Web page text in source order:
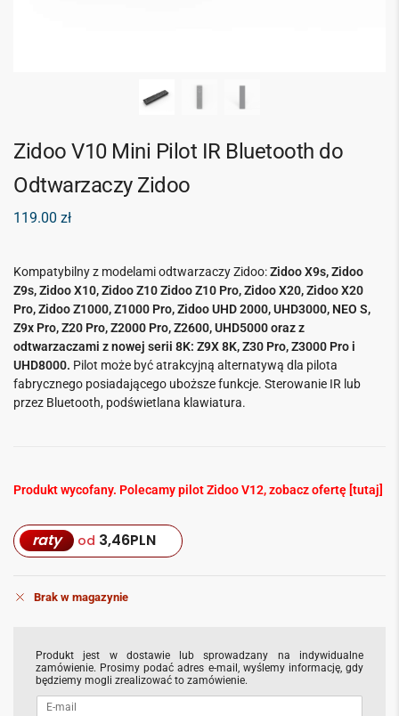
Zidoo V10 Mini Pilot IR Bluetooth do
Odtwarzaczy Zidoo
119.00 zł
Kompatybilny z modelami odtwarzaczy Zidoo:Zidoo X9s, Zidoo
Z9s, Zidoo X10, Zidoo Z10 Zidoo Z10 Pro, Zidoo X20,Zidoo X20
Pro,Zidoo Z1000, Z1000 Pro,Zidoo UHD 2000, UHD3000, NEO S,
Z9x Pro, Z20 Pro, Z2000 Pro, Z2600, UHD5000 oraz z
odtwarzaczami z nowej serii 8K: Z9X 8K, Z30 Pro, Z3000 Pro i
UHD8000. Pilot może być atrakcyjną alternatywą dla pilota
fabrycznego posiadającego uboższe funkcje. Sterowanie IR lub
przez Bluetooth, podświetlana klawiatura.
Produkt wycofany. Polecamy pilot Zidoo V12, zobacz ofertę [tutaj]
raty od 3,46PLN
Brak w magazynie
Produkt jest w dostawie lub sprowadzany na indywidualne
zamówienie. Prosimy podać adres e-mail, wyślemy informację, gdy
będziemy mogli zrealizować to zamówienie.